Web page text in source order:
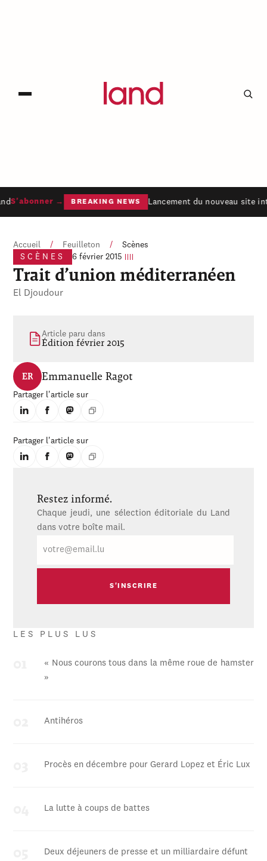
S'abonner → BREAKING NEWS Lancement du nouveau site
Accueil / Feuilleton /
Scènes
SCÈNES
6 février 2015
Trait d’union méditerranéen
El Djoudour
Article paru dans
Édition février 2015
ER Emmanuelle Ragot
Partager l'article sur
Partager l'article sur
Restez informé.
Chaque jeudi, une sélection éditoriale du Land
dans votre boîte mail.
mail
LES PLUS LUS
« Nous courons tous dans la même roue de hamster
»
Antihéros
Procès en décembre pour Gerard Lopez et Éric Lux
La lutte à coups de battes
Deux déjeuners de presse et un milliardaire défunt